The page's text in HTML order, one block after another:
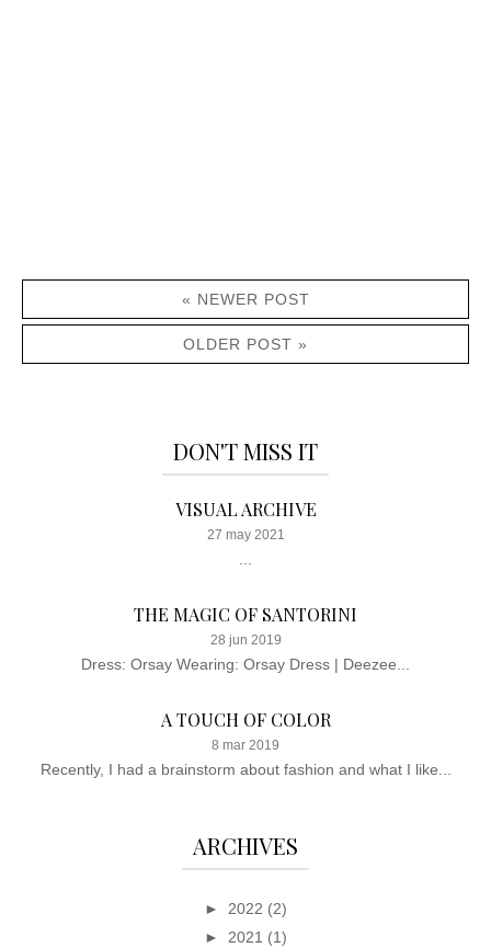
« NEWER POST
OLDER POST »
DON'T MISS IT
VISUAL ARCHIVE
27 may 2021
THE MAGIC OF SANTORINI
28 jun 2019
Dress: Orsay Wearing: Orsay Dress | Deezee...
A TOUCH OF COLOR
8 mar 2019
Recently, I had a brainstorm about fashion and what I like...
ARCHIVES
► 2022 (2)
► 2021 (1)